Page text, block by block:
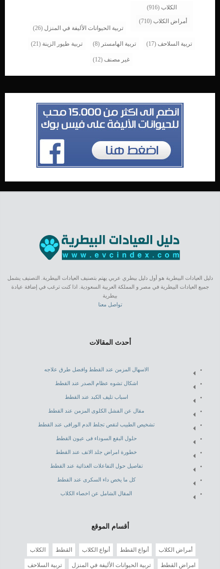
الكلاب (916)
أمراض الكلاب (710)
تربية الحيوانات الأليفة في المنزل (26)
تربية السلاحف (17) تربية الهامستر (8) تربية طيور الزينة (21)
غير مصنف (12)
دليل العيادات البيطرية هو أول دليل بيطري عربي يهتم بتصنيف العيادات البيطرية. التصنيف يشمل
جميع العيادات البيطرية في مصر و المملكة العربية السعودية. اذا كنت ترغب في إضافة عيادة
بيطرية
تواصل معنا
أحدث المقالات
الاسهال المزمن عند القطط وافضل طرق علاجه
اشكال تشوه عظام الصدر عند القطط
اسباب تليف الكبد عند القطط
مقال عن الفشل الكلوى المزمن عند القطط
تشخيص الطبيب لنقص تجلط الدم الوراقى عند القطط
حلول البقع السوداء فى عيون القطط
خطورة امراض جلد الانف عند القطط
تفاصيل حول التفاعلات الغذائية عند القطط
كل ما يخص داء السكرى عند القطط
المقال الشامل عن اخصاء الكلاب
أقسام الموقع
أمراض الكلاب أنواع القطط أنواع الكلاب القطط الكلاب
امراض القطط تربية الحيوانات الأليفة في المنزل تربية السلاحف